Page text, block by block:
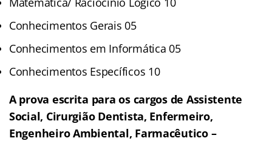
Conhecimentos Gerais 05
Conhecimentos em Informática 05
Conhecimentos Específicos 10
A prova escrita para os cargos de Assistente
Social, Cirurgião Dentista, Enfermeiro,
Engenheiro Ambiental, Farmacêutico –